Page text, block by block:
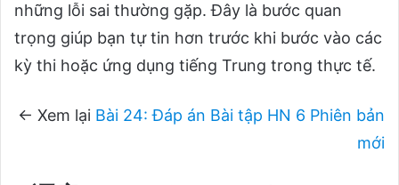
những lỗi sai thường gặp. Đây là bước quan
trọng giúp bạn tự tin hơn trước khi bước vào các
kỳ thi hoặc ứng dụng tiếng Trung trong thực tế.
← Xem lại Bài 24: Đáp án Bài tập HN 6 Phiên bản
mới